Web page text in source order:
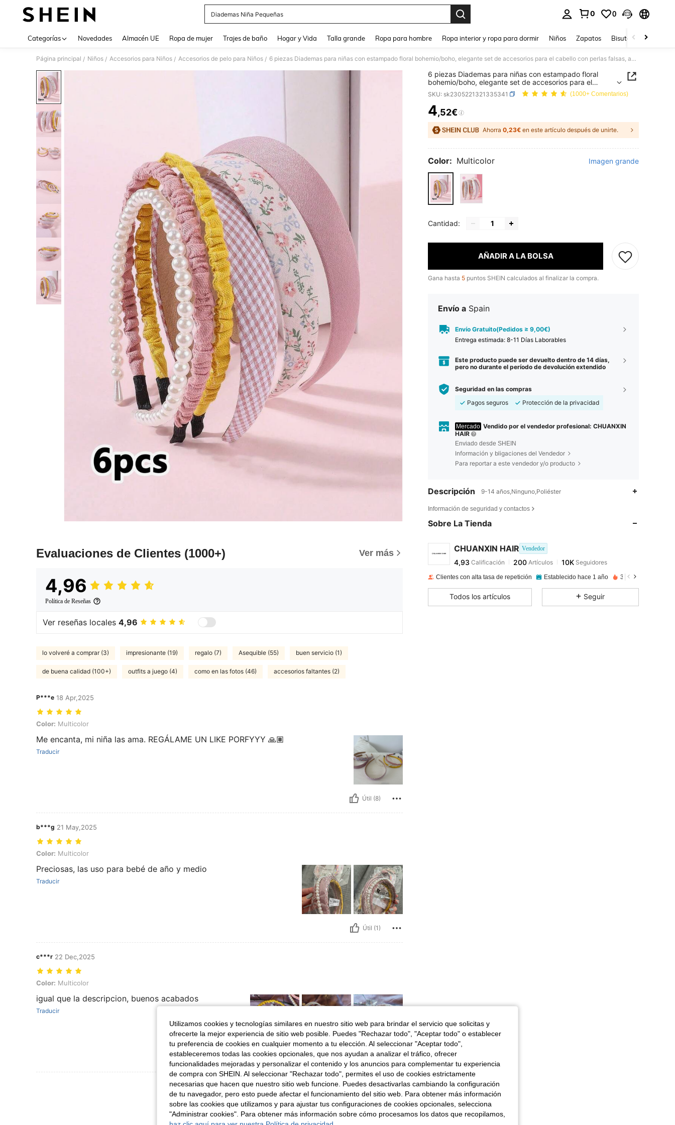
Diademas Niña Pequeñas
0 0
Categorías Novedades Almacén UE Ropa de mujer Trajes de baño Hogar y Vida Talla grande Ropa para hombre Ropa interior y ropa para dormir Niños Zapatos Bisutería Y
Página principal / Niños / Accesorios para Niños / Accesorios de pelo para Niños / 6 piezas Diademas para niñas con estampado floral bohemio/boho, elegante set de accesorios para el cabello con perlas falsas, adecuado para fiestas de vacaciones y uso diario
Evaluaciones de Clientes (1000+) Ver más
4,96
Política de Reseñas
Ver reseñas locales 4,96
lo volveré a comprar (3) impresionante (19) regalo (7) Asequible (55) buen servicio (1)
de buena calidad (100+) outfits a juego (4) como en las fotos (46) accesorios faltantes (2)
P***e 18 Apr,2025
Color: Multicolor
Color: Multicolor
Me encanta, mi niña las ama. REGÁLAME UN LIKE PORFYYY 🙏🏽
Traducir
Útil (8)
b***g 21 May,2025
Color: Multicolor
Color: Multicolor
Preciosas, las uso para bebé de año y medio
Traducir
Útil (1)
c***r 22 Dec,2025
Color: Multicolor
Color: Multicolor
igual que la descripcion, buenos acabados
Traducir
Útil (0)
Ver Más Reseñas
6 piezas Diademas para niñas con estampado floral
bohemio/boho, elegante set de accesorios para el
cabello con perlas falsas, adecuado para fiestas de
vacaciones y uso diario
SKU: sk2305221321335341 (1000+ Comentarios)
PRICE AND AVAILABILITY
4,52€
Ahorra 0,23€ en este artículo después de unirte.
Color: Multicolor Imagen grande
Cantidad:
AÑADIR A LA BOLSA
Gana hasta 5 puntos SHEIN calculados al finalizar la compra.
Envío a Spain
Envío Gratuito(Pedidos ≥ 9,00€)
Entrega estimada: 8-11 Días Laborables
Este producto puede ser devuelto dentro de 14 días,
pero no durante el período de devolución extendido
Seguridad en las compras
Pagos seguros
Protección de la privacidad
Mercado Vendido por el vendedor profesional: CHUANXIN
HAIR
Enviado desde SHEIN
Información y bligaciones del Vendedor
Para reportar a este vendedor y/o producto
Descripción 9-14 años,Ninguno,Poliéster
Información de seguridad y contactos
Sobre La Tienda
CHUANXIN HAIR Vendedor
4,93 200
4,93
4,93 200Artículos
l***mpagadoHace 1 día
Clientes con alta tasa de repetición Establecido hace 1 año 340K Vendido
Todos los artículos Seguir
Utilizamos cookies y tecnologías similares en nuestro sitio web para brindar el servicio que solicitas y
ofrecerte la mejor experiencia de sitio web posible. Puedes "Rechazar todo", "Aceptar todo" o establecer
tu preferencia de cookies en cualquier momento a tu elección. Al seleccionar "Aceptar todo",
estableceremos todas las cookies opcionales, que nos ayudan a analizar el tráfico, ofrecer
funcionalidades mejoradas y personalizar el contenido y los anuncios para complementar tu experiencia
de compra con SHEIN. Al seleccionar "Rechazar todo", permites el uso de cookies estrictamente
necesarias que hacen que nuestro sitio web funcione. Puedes desactivarlas cambiando la configuración
de tu navegador, pero esto puede afectar el funcionamiento del sitio web. Para obtener más información
sobre las cookies que utilizamos y para ajustar tus configuraciones de cookies opcionales, selecciona
"Administrar cookies". Para obtener más información sobre cómo procesamos los datos que recopilamos,